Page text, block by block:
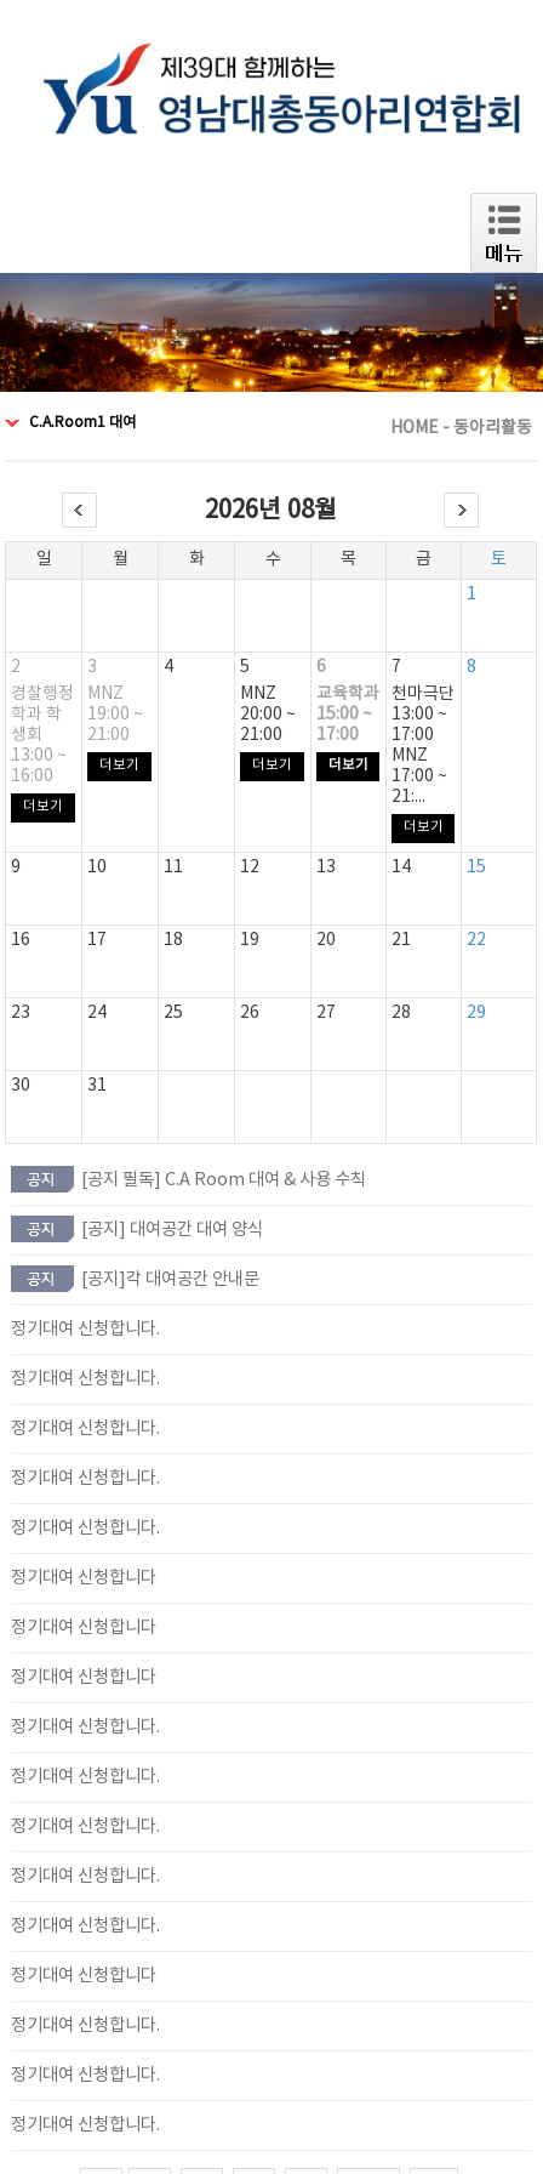
C.A.Room1 대여 HOME - 동아리활동
2026년 08월
일 월 화 수 목 금
토
1
2
경찰행정
학과 학
생회
13:00 ~
16:00
더보기
3
MNZ
19:00 ~
21:00
더보기
4
5
MNZ
20:00 ~
21:00
더보기
6
교육학과
15:00 ~
17:00
더보기
7
천마극단
13:00 ~
17:00
MNZ
17:00 ~
21:...
더보기
8
9 10 11 12 13 14 15
16 17 18 19 20 21 22
23 24 25 26 27 28 29
30 31
[공지 필독] C.A Room 대여 & 사용 수칙
[공지] 대여공간 대여 양식
[공지]각 대여공간 안내문
정기대여 신청합니다.
정기대여 신청합니다.
정기대여 신청합니다.
정기대여 신청합니다.
정기대여 신청합니다.
정기대여 신청합니다
정기대여 신청합니다
정기대여 신청합니다
정기대여 신청합니다.
정기대여 신청합니다.
정기대여 신청합니다.
정기대여 신청합니다.
정기대여 신청합니다.
정기대여 신청합니다
정기대여 신청합니다.
정기대여 신청합니다.
정기대여 신청합니다.